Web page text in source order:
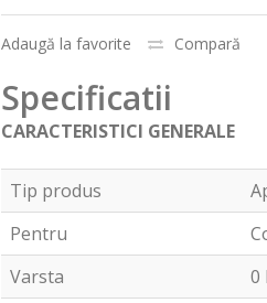
Adaugă la favorite Compară
Specificatii
CARACTERISTICI GENERALE
Tip produs
Pentru
Varsta
0